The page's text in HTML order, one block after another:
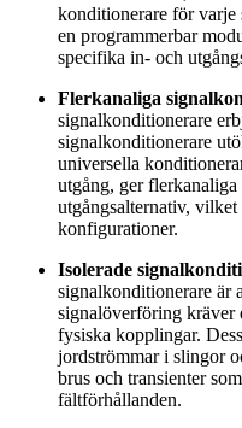
konditionerare för varje
en programmerbar
specifika in- och
Flerkanaliga
signalkonditionerare
signalkonditionerare
universella
utgång, ger
utgångsalternativ,
konfigurationer.
Isolerade
signalkonditionerare är
signalöverföring kräver
fysiska kopplingar.
jordströmmar i slingor
brus och transienter
fältförhållanden.